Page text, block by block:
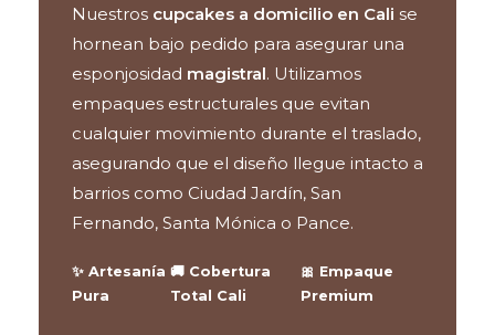
Nuestros cupcakes a domicilio en Cali se
hornean bajo pedido para asegurar una
esponjosidad magistral. Utilizamos
empaques estructurales que evitan
cualquier movimiento durante el traslado,
asegurando que el diseño llegue intacto a
barrios como Ciudad Jardín, San
Fernando, Santa Mónica o Pance.
✨ Artesanía
Pura
🚚 Cobertura
Total Cali
🎀 Empaque
Premium